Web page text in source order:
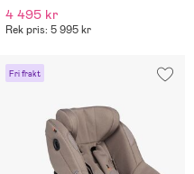
4 495 kr
Rek pris: 5 995 kr
Fri frakt